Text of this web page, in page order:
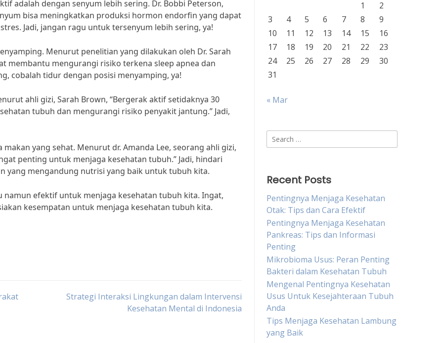
adalah dengan senyum lebih sering. Dr. Bobbi Peterson,
bisa meningkatkan produksi hormon endorfin yang dapat
Jadi, jangan ragu untuk tersenyum lebih sering, ya!
Menurut penelitian yang dilakukan oleh Dr. Sarah
membantu mengurangi risiko terkena sleep apnea dan
cobalah tidur dengan posisi menyamping, ya!
ahli gizi, Sarah Brown, “Bergerak aktif setidaknya 30
tubuh dan mengurangi risiko penyakit jantung.” Jadi,
yang sehat. Menurut dr. Amanda Lee, seorang ahli gizi,
penting untuk menjaga kesehatan tubuh.” Jadi, hindari
yang mengandung nutrisi yang baik untuk tubuh kita.
namun efektif untuk menjaga kesehatan tubuh kita. Ingat,
kesempatan untuk menjaga kesehatan tubuh kita.
Strategi Interaksi Lingkungan dalam Intervensi
Kesehatan Mental di Indonesia
1
2
3
4 5 6 7 8
9
10
11 12 13 14 15
16
17
18 19 20 21 22
23
24
25 26 27 28 29
30
31
« Mar
Search
for:
Recent Posts
Pentingnya Menjaga Kesehatan
Otak: Tips dan Cara Efektif
Pentingnya Menjaga Kesehatan
Pankreas: Tips dan Informasi
Penting
Mikrobioma Usus: Peran Penting
Bakteri dalam Kesehatan Tubuh
Mengenal Pentingnya Kesehatan
Usus Untuk Kesejahteraan Tubuh
Anda
Tips Menjaga Kesehatan Lambung
yang Baik